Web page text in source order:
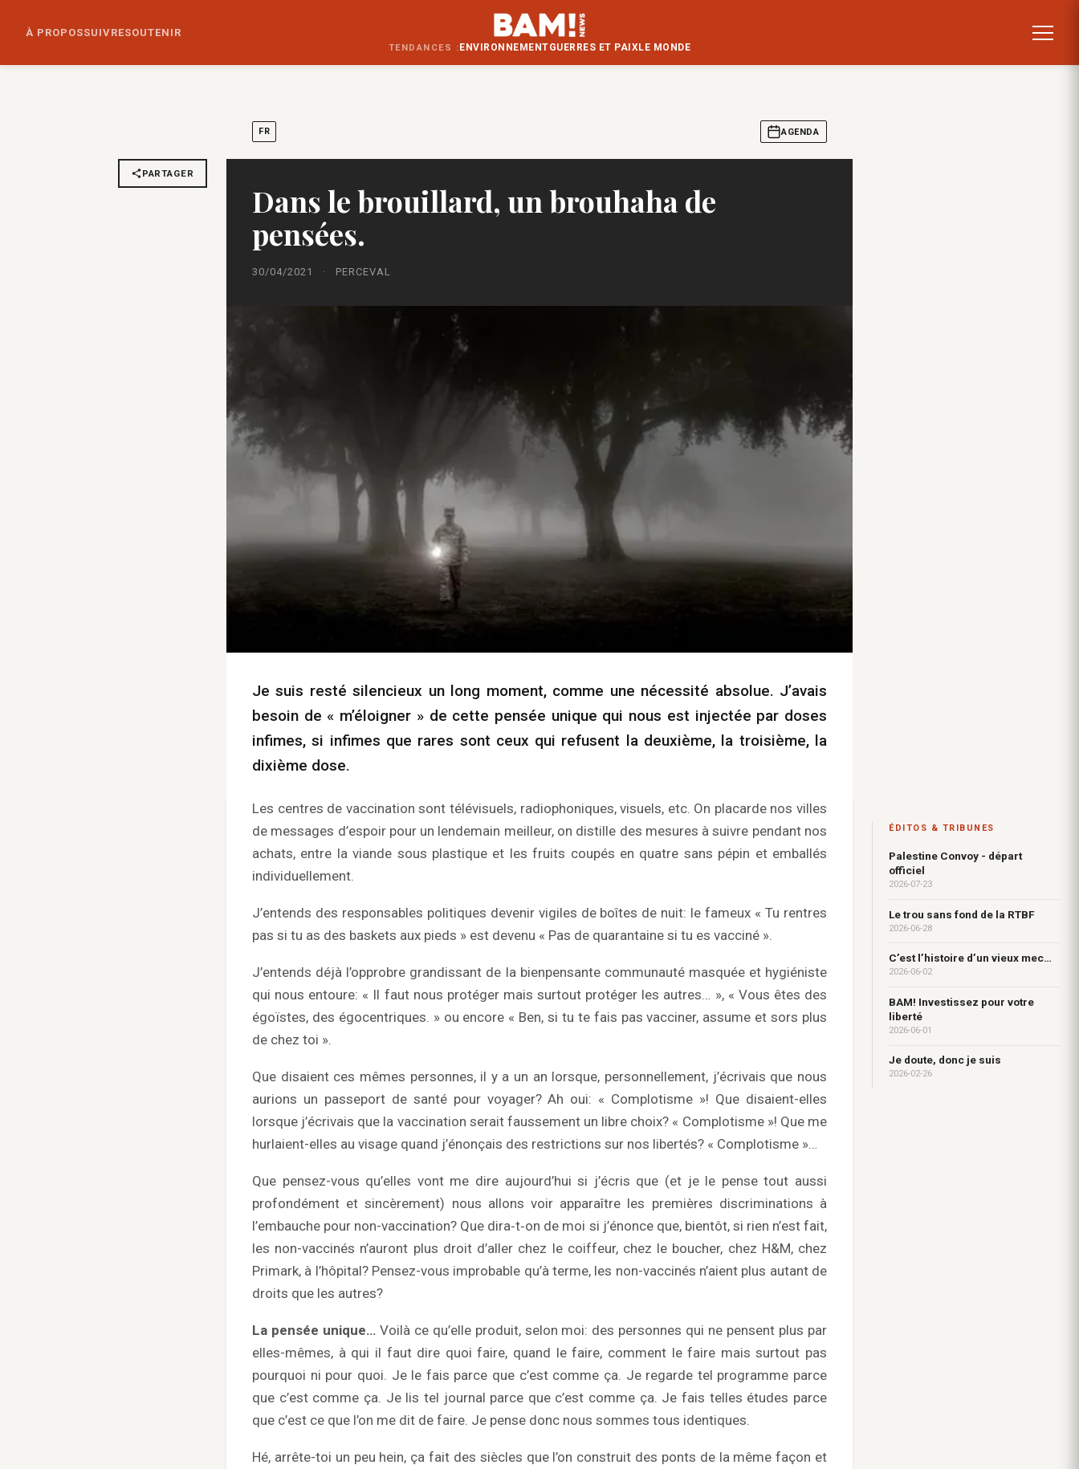
À PROPOSSUIVRESOUTENIR
TENDANCES : ENVIRONNEMENTGUERRES ET PAIXLE MONDE
FR AGENDA
PARTAGER
Dans le brouillard, un brouhaha de
pensées.
30/04/2021 · PERCEVAL
Je suis resté silencieux un long moment, comme une nécessité absolue. J’avais
besoin de « m’éloigner » de cette pensée unique qui nous est injectée par doses
infimes, si infimes que rares sont ceux qui refusent la deuxième, la troisième, la
dixième dose.
Les centres de vaccination sont télévisuels, radiophoniques, visuels, etc. On placarde nos villes
de messages d’espoir pour un lendemain meilleur, on distille des mesures à suivre pendant nos
achats, entre la viande sous plastique et les fruits coupés en quatre sans pépin et emballés
individuellement.
J’entends des responsables politiques devenir vigiles de boîtes de nuit: le fameux « Tu rentres
pas si tu as des baskets aux pieds » est devenu « Pas de quarantaine si tu es vacciné ».
J’entends déjà l’opprobre grandissant de la bienpensante communauté masquée et hygiéniste
qui nous entoure: « Il faut nous protéger mais surtout protéger les autres… », « Vous êtes des
égoïstes, des égocentriques. » ou encore « Ben, si tu te fais pas vacciner, assume et sors plus
de chez toi ».
Que disaient ces mêmes personnes, il y a un an lorsque, personnellement, j’écrivais que nous
aurions un passeport de santé pour voyager? Ah oui: « Complotisme »! Que disaient-elles
lorsque j’écrivais que la vaccination serait faussement un libre choix? « Complotisme »! Que me
hurlaient-elles au visage quand j’énonçais des restrictions sur nos libertés? « Complotisme »…
Que pensez-vous qu’elles vont me dire aujourd’hui si j’écris que (et je le pense tout aussi
profondément et sincèrement) nous allons voir apparaître les premières discriminations à
l’embauche pour non-vaccination? Que dira‑t‑on de moi si j’énonce que, bientôt, si rien n’est fait,
les non-vaccinés n’auront plus droit d’aller chez le coiffeur, chez le boucher, chez H&M, chez
Primark, à l’hôpital? Pensez-vous improbable qu’à terme, les non-vaccinés n’aient plus autant de
droits que les autres?
La pensée unique…Voilà ce qu’elle produit, selon moi: des personnes qui ne pensent plus par
elles-mêmes, à qui il faut dire quoi faire, quand le faire, comment le faire mais surtout pas
pourquoi ni pour quoi. Je le fais parce que c’est comme ça. Je regarde tel programme parce
que c’est comme ça. Je lis tel journal parce que c’est comme ça. Je fais telles études parce
que c’est ce que l’on me dit de faire. Je pense donc nous sommes tous identiques.
Hé, arrête-toi un peu hein, ça fait des siècles que l’on construit des ponts de la même façon et
ÉDITOS & TRIBUNES
Palestine Convoy - départ
officiel
2026-07-23
Le trou sans fond de la RTBF
2026-06-28
C’est l’histoire d’un vieux mec…
2026-06-02
BAM! Investissez pour votre
liberté
2026-06-01
Je doute, donc je suis
2026-02-26